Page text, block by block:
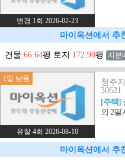
변경 1회 2026-02-23
마이옥션에서 추
건물 66.64평 토지 172.90평 지분
1일 남음
유찰 4회 2026-08-10
청주
30621
[주택]
외 2필
마이옥션에서 추